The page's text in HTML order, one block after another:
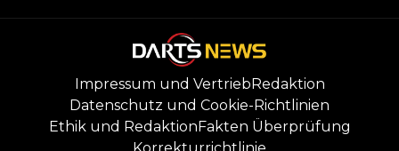
Impressum und VertriebRedaktion
Datenschutz und Cookie-Richtlinien
Ethik und RedaktionFakten Überprüfung